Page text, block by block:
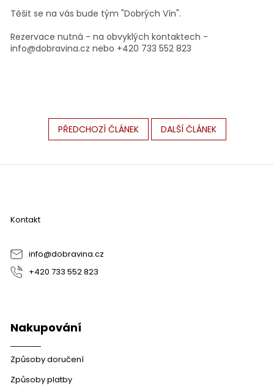
Těšit se na vás bude tým "Dobrých Vín".
Rezervace nutná - na obvyklých kontaktech -
info@dobravina.cz nebo +420 733 552 823
PŘEDCHOZÍ ČLÁNEK DALŠÍ ČLÁNEK
Z
Kontakt
info@dobravina.cz
+420 733 552 823
Nakupování
Způsoby doručení
Způsoby platby